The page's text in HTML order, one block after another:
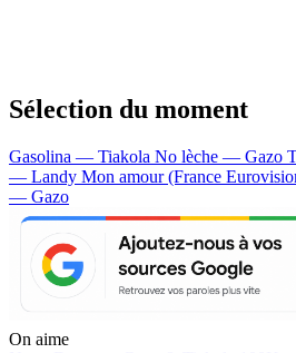
Sélection du moment
Gasolina — Tiakola No lèche — Gazo
— Landy Mon amour (France
— Gazo
On aime